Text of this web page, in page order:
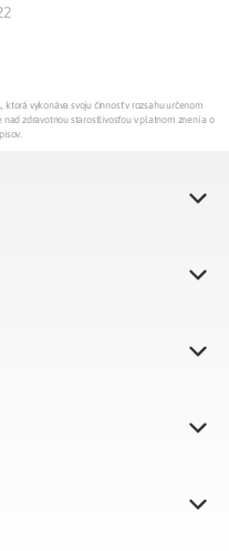
vykonáva svoju činnosť v rozsahu určenom
zdravotnou starostlivosťou v platnom znení a o